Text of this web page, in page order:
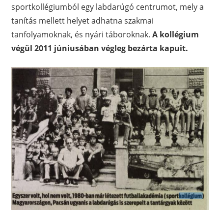
sportkollégiumból egy labdarúgó centrumot, mely a
tanítás mellett helyet adhatna szakmai
tanfolyamoknak, és nyári táboroknak. A kollégium
végül 2011 júniusában végleg bezárta kapuit.